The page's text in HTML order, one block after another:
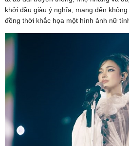
khởi đầu giàu ý nghĩa, mang đến
đồng thời khắc họa một hình ảnh nữ